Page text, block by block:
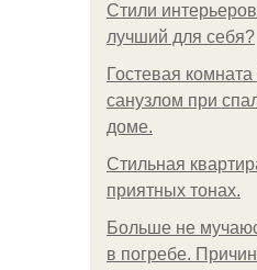
Стили
лучший для себя?
Гостевая
санузлом при
доме.
Стильная
приятных тонах.
Больше не
в погребе.